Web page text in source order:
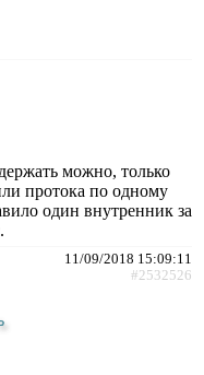
можно, только
протока по одному
один внутренник за
11/09/2018 15:09:11
#2532526